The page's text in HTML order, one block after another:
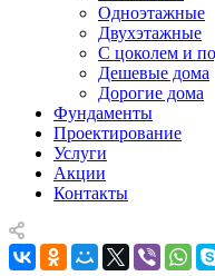
Одноэтажные
Двухэтажные
С цоколем и
Дешевые дома
Дорогие дома
Фундаменты
Проектирование
Услуги
Акции
Контакты